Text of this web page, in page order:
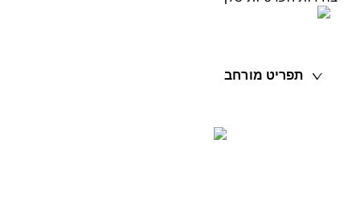
תפריט מורחב